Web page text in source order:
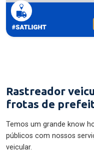
Rastreador
frotas de
Temos um grande know
públicos com nossos
veicular.